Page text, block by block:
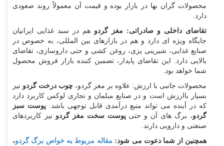
محصولات گران‌ بها در بازار بوده و قیمت آن معمولاً روند صعودی
دارد.
تقاضای داخلی و صادراتی: مغز گردو هم در سبد غذایی ایرانیان
جایگاه ویژه‌ ای دارد و هم در بازارهای بین‌ المللی، به خصوص در
صنایع غذایی، شیرینی‌ پزی، روغن‌ کشی و حتی داروسازی، تقاضای
بالایی دارد. این تقاضای پایدار، تضمین‌ کننده بازار فروش محصول
شما خواهد بود.
محصولات جانبی با ارزش: علاوه بر مغز گردو، چوب درخت گردو نیز
بسیار باارزش است و در صنایع مبلمان و نجاری لوکس کاربرد دارد
که در آینده می‌ تواند منبع درآمدی قابل توجهی باشد. پوست سبز
گردو، برگ‌ های آن و حتیپوست سخت مغز گردو نیز کاربردهای
صنعتی و دارویی دارند.
همچنین از شما دعوت می شود: مقاله مربوط به خواص برگ گردو،